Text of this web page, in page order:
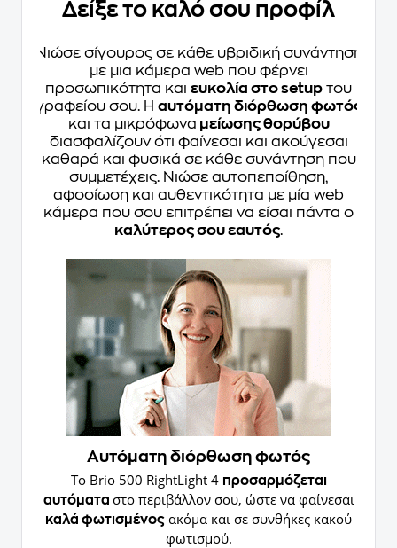
Δείξε το καλό σου προφίλ
Νιώσε σίγουρος σε κάθε υβριδική συνάντηση
με μια κάμερα web που φέρνει
προσωπικότητα και ευκολία στο setup του
γραφείου σου. Η αυτόματη διόρθωση φωτός
και τα μικρόφωνα μείωσης θορύβου
διασφαλίζουν ότι φαίνεσαι και ακούγεσαι
καθαρά και φυσικά σε κάθε συνάντηση που
συμμετέχεις. Νιώσε αυτοπεποίθηση,
αφοσίωση και αυθεντικότητα με μία web
κάμερα που σου επιτρέπει να είσαι πάντα ο
καλύτερος σου εαυτός.
Αυτόματη διόρθωση φωτός
Το Brio 500 RightLight 4 προσαρμόζεται
αυτόματα στο περιβάλλον σου, ώστε να φαίνεσαι
καλά φωτισμένος ακόμα και σε συνθήκες κακού
φωτισμού.